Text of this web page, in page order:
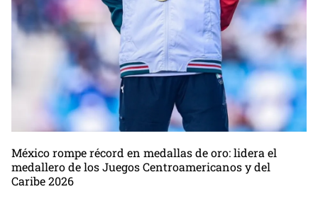
México rompe récord en medallas de oro: lidera el
medallero de los Juegos Centroamericanos y del
Caribe 2026